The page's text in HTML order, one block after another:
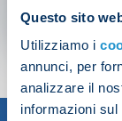
Questo sito
Utilizziamo i
annunci, per
analizzare il
informazioni